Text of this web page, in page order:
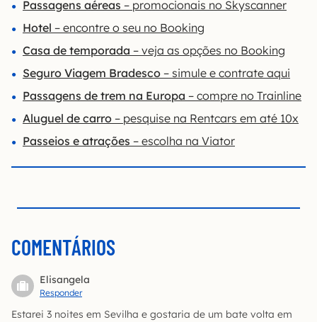
Passagens aéreas – promocionais no Skyscanner
Hotel – encontre o seu no Booking
Casa de temporada – veja as opções no Booking
Seguro Viagem Bradesco – simule e contrate aqui
Passagens de trem na Europa – compre no Trainline
Aluguel de carro – pesquise na Rentcars em até 10x
Passeios e atrações – escolha na Viator
COMENTÁRIOS
Elisangela
Responder
Estarei 3 noites em Sevilha e gostaria de um bate volta em